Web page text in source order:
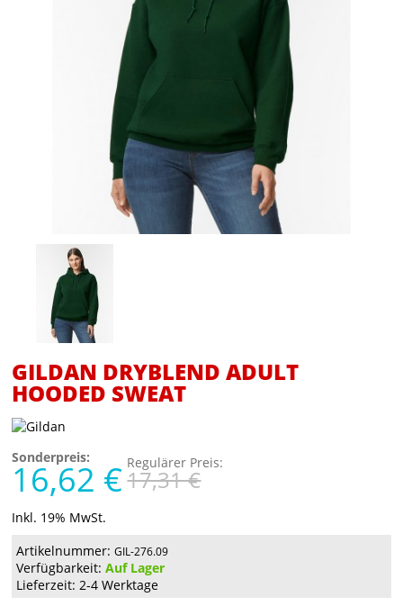
GILDAN DRYBLEND ADULT
HOODED SWEAT
Sonderpreis:
16,62 € Regulärer Preis:
17,31 €
Inkl. 19% MwSt.
Artikelnummer: GIL-276.09
Verfügbarkeit:Auf Lager
Lieferzeit: 2-4 Werktage